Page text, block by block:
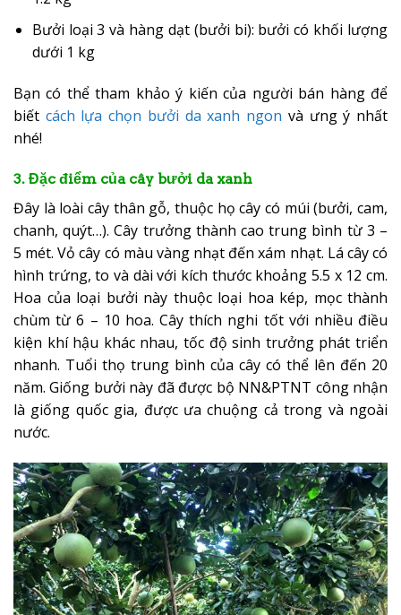
Bưởi loại 3 và hàng dạt (bưởi bi): bưởi có khối lượng
dưới 1 kg
Bạn có thể tham khảo ý kiến của người bán hàng để
biết cách lựa chọn bưởi da xanh ngon và ưng ý nhất
nhé!
3. Đặc điểm của cây bưởi da xanh
Đây là loài cây thân gỗ, thuộc họ cây có múi (bưởi, cam,
chanh, quýt…). Cây trưởng thành cao trung bình từ 3 –
5 mét. Vỏ cây có màu vàng nhạt đến xám nhạt. Lá cây có
hình trứng, to và dài với kích thước khoảng 5.5 x 12 cm.
Hoa của loại bưởi này thuộc loại hoa kép, mọc thành
chùm từ 6 – 10 hoa. Cây thích nghi tốt với nhiều điều
kiện khí hậu khác nhau, tốc độ sinh trưởng phát triển
nhanh. Tuổi thọ trung bình của cây có thể lên đến 20
năm. Giống bưởi này đã được bộ NN&PTNT công nhận
là giống quốc gia, được ưa chuộng cả trong và ngoài
nước.